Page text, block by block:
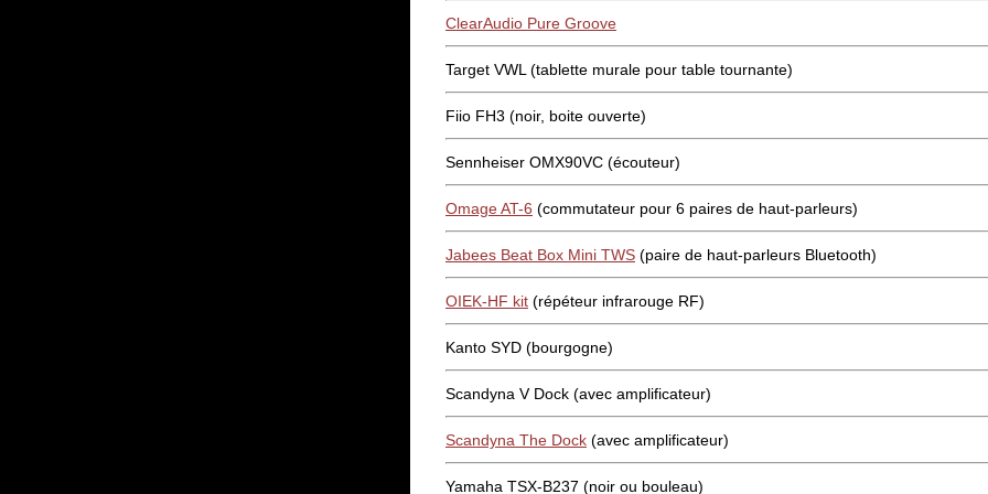
ClearAudio Pure Groove
Target VWL (tablette murale pour table tournante)
Fiio FH3 (noir, boite ouverte)
Sennheiser OMX90VC (écouteur)
Omage AT-6 (commutateur pour 6 paires de haut-parleurs)
Jabees Beat Box Mini TWS (paire de haut-parleurs Bluetooth)
OIEK-HF kit (répéteur infrarouge RF)
Kanto SYD (bourgogne)
Scandyna V Dock (avec amplificateur)
Scandyna The Dock (avec amplificateur)
Yamaha TSX-B237 (noir ou bouleau)